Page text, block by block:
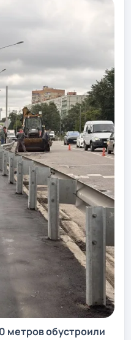
метров обустроили